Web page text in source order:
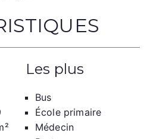
Les plus
Bus
École primaire
Médecin